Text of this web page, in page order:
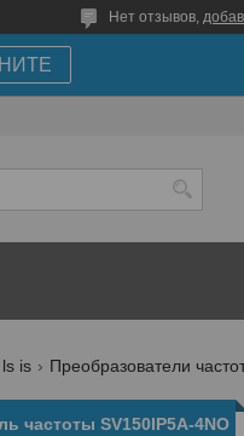
Нет отзывов,
is Преобразователи
частоты SV150IP5A-4NO